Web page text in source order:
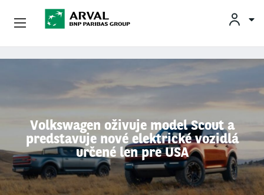
Volkswagen oživuje model Scout a
predstavuje nové elektrické vozidlá
určené len pre USA
Podnikatelia
Partneri
O Spoločnosti Arval
Informácie Pre Vodičov